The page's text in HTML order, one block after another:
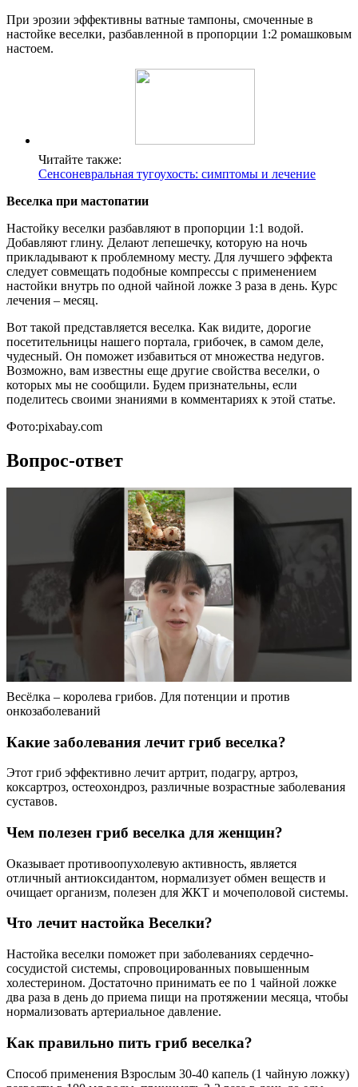
При эрозии эффективны ватные тампоны, смоченные в
настойке веселки, разбавленной в пропорции 1:2 ромашковым
настоем.
Читайте также:
Сенсоневральная тугоухость: симптомы и лечение
Веселка при мастопатии
Настойку веселки разбавляют в пропорции 1:1 водой.
Добавляют глину. Делают лепешечку, которую на ночь
прикладывают к проблемному месту. Для лучшего эффекта
следует совмещать подобные компрессы с применением
настойки внутрь по одной чайной ложке 3 раза в день. Курс
лечения – месяц.
Вот такой представляется веселка. Как видите, дорогие
посетительницы нашего портала, грибочек, в самом деле,
чудесный. Он поможет избавиться от множества недугов.
Возможно, вам известны еще другие свойства веселки, о
которых мы не сообщили. Будем признательны, если
поделитесь своими знаниями в комментариях к этой статье.
Фото:pixabay.com
Вопрос-ответ
Весёлка – королева грибов. Для потенции и против
онкозаболеваний
Какие заболевания лечит гриб веселка?
Этот гриб эффективно лечит артрит, подагру, артроз,
коксартроз, остеохондроз, различные возрастные заболевания
суставов.
Чем полезен гриб веселка для женщин?
Оказывает противоопухолевую активность, является
отличный антиоксидантом, нормализует обмен веществ и
очищает организм, полезен для ЖКТ и мочеполовой системы.
Что лечит настойка Веселки?
Настойка веселки поможет при заболеваниях сердечно-
сосудистой системы, спровоцированных повышенным
холестерином. Достаточно принимать ее по 1 чайной ложке
два раза в день до приема пищи на протяжении месяца, чтобы
нормализовать артериальное давление.
Как правильно пить гриб веселка?
Способ применения Взрослым 30-40 капель (1 чайную ложку)